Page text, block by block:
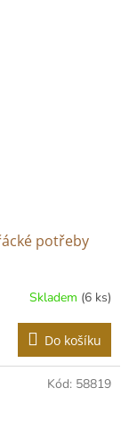
potřeby
Skladem (6 ks)
Do košíku
Kód: 58819